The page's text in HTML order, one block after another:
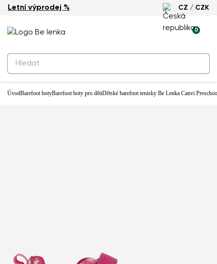
Letní výprodej % CZ / CZK
0
ÚvodBarefoot botyBarefoot boty pro dětiDětské barefoot tenisky Be Lenka Canvi
Novinka